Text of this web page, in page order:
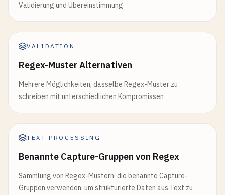
Validierung und Übereinstimmung
VALIDATION
Regex-Muster Alternativen
Mehrere Möglichkeiten, dasselbe Regex-Muster zu
schreiben mit unterschiedlichen Kompromissen
TEXT PROCESSING
Benannte Capture-Gruppen von Regex
Sammlung von Regex-Mustern, die benannte Capture-
Gruppen verwenden, um strukturierte Daten aus Text zu